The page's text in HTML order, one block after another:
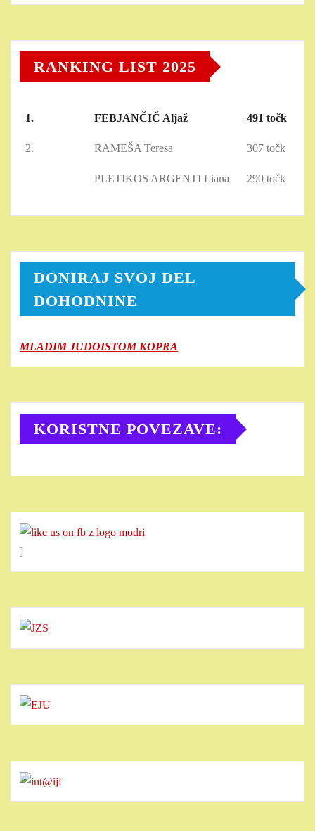
RANKING LIST 2025
1. FEBJANČIČ Aljaž 491 točk
2. RAMEŠA Teresa 307 točk
PLETIKOS ARGENTI Liana 290 točk
DONIRAJ SVOJ DEL
DOHODNINE
MLADIM JUDOISTOM KOPRA
KORISTNE POVEZAVE:
]